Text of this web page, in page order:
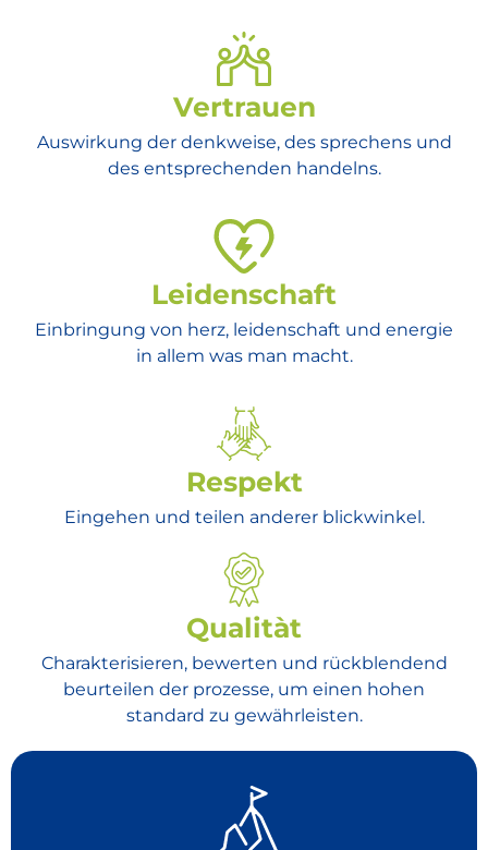
Vertrauen
Auswirkung der denkweise, des sprechens und
des entsprechenden handelns.
Leidenschaft
Einbringung von herz, leidenschaft und energie
in allem was man macht.
Respekt
Eingehen und teilen anderer blickwinkel.
Qualitàt
Charakterisieren, bewerten und rückblendend
beurteilen der prozesse, um einen hohen
standard zu gewährleisten.